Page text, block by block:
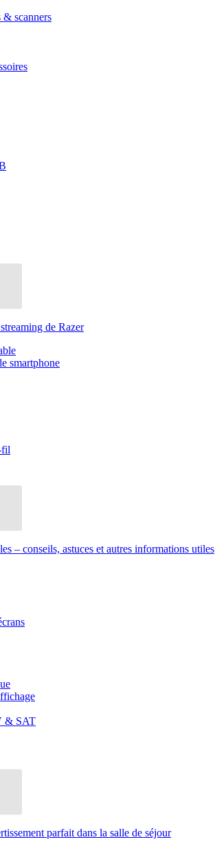
& scanners
de Razer
smartphone
fil
– conseils, astuces et autres informations utiles
& SAT
parfait dans la salle de séjour